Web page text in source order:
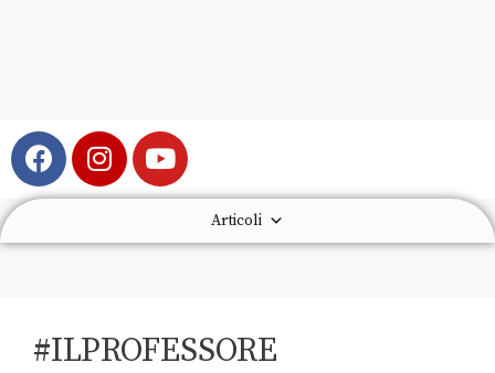
Articoli
#ILPROFESSORE